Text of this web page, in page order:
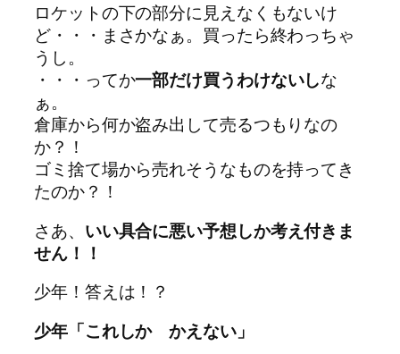
ロケットの下の部分に見えなくもないけ
ど・・・まさかなぁ。買ったら終わっちゃ
うし。
・・・ってか一部だけ買うわけないしな
ぁ。
倉庫から何か盗み出して売るつもりなの
か？！
ゴミ捨て場から売れそうなものを持ってき
たのか？！
さあ、 いい具合に悪い予想しか考え付きま
せん！！
少年！答えは！？
少年「これしか かえない」